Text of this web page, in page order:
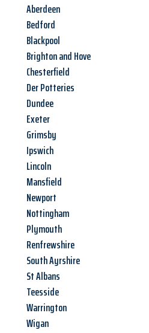
Aberdeen
Bedford
Blackpool
Brighton and Hove
Chesterfield
Der Potteries
Dundee
Exeter
Grimsby
Ipswich
Lincoln
Mansfield
Newport
Nottingham
Plymouth
Renfrewshire
South Ayrshire
St Albans
Teesside
Warrington
Wigan